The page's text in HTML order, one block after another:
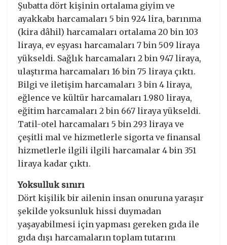
Şubatta dört kişinin ortalama giyim ve
ayakkabı harcamaları 5 bin 924 lira, barınma
(kira dâhil) harcamaları ortalama 20 bin 103
liraya, ev eşyası harcamaları 7 bin 509 liraya
yükseldi. Sağlık harcamaları 2 bin 947 liraya,
ulaştırma harcamaları 16 bin 75 liraya çıktı.
Bilgi ve iletişim harcamaları 3 bin 4 liraya,
eğlence ve kültür harcamaları 1.980 liraya,
eğitim harcamaları 2 bin 667 liraya yükseldi.
Tatil-otel harcamaları 5 bin 293 liraya ve
çeşitli mal ve hizmetlerle sigorta ve finansal
hizmetlerle ilgili ilgili harcamalar 4 bin 351
liraya kadar çıktı.
Yoksulluk sınırı
Dört kişilik bir ailenin insan onuruna yaraşır
şekilde yoksunluk hissi duymadan
yaşayabilmesi için yapması gereken gıda ile
gıda dışı harcamaların toplam tutarını